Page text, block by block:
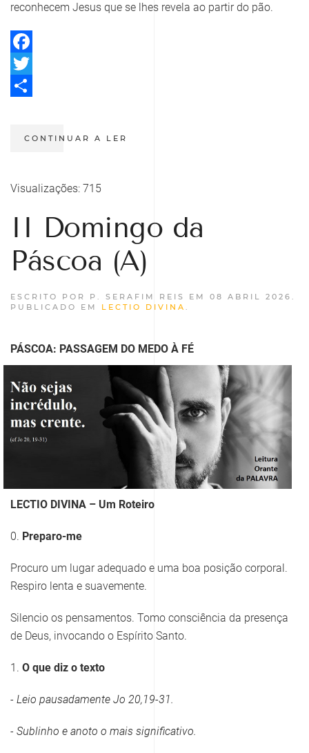
reconhecem Jesus que se lhes revela ao partir do pão.
Facebook
Twitter
CONTINUAR A LER
Visualizações: 715
II Domingo da
Páscoa (A)
ESCRITO POR P. SERAFIM REIS EM 08 ABRIL 2026 .
PUBLICADO EM LECTIO DIVINA .
PÁSCOA: PASSAGEM DO MEDO À FÉ
LECTIO DIVINA – Um Roteiro
0. Preparo-me
Procuro um lugar adequado e uma boa posição corporal.
Respiro lenta e suavemente.
Silencio os pensamentos. Tomo consciência da presença
de Deus, invocando o Espírito Santo.
1. O que diz o texto
- Leio pausadamente Jo 20,19-31.
- Sublinho e anoto o mais significativo.